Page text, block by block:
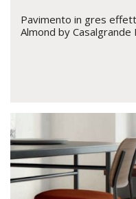
Pavimento in gres
Almond by Casalgrande